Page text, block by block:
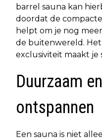
barrel sauna kan
doordat de
helpt om je nog
de buitenwereld.
exclusiviteit maakt je
Duurzaam
ontspannen
Een sauna is niet